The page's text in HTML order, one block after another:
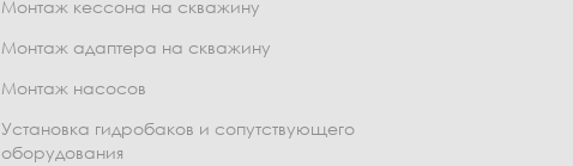
Монтаж кессона на скважину
Монтаж адаптера на скважину
Монтаж насосов
Установка гидробаков и сопутствующего
оборудования